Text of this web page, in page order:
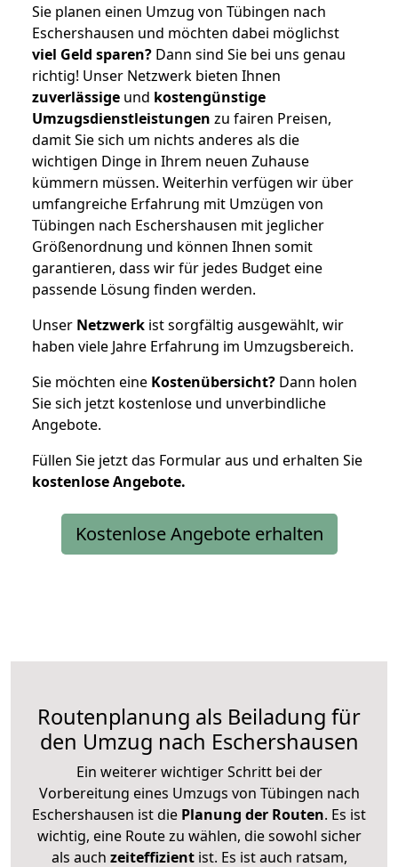
Sie planen einen Umzug von Tübingen nach
Eschershausen und möchten dabei möglichst
viel Geld sparen? Dann sind Sie bei uns genau
richtig! Unser Netzwerk bieten Ihnen
zuverlässige und kostengünstige
Umzugsdienstleistungen zu fairen Preisen,
damit Sie sich um nichts anderes als die
wichtigen Dinge in Ihrem neuen Zuhause
kümmern müssen. Weiterhin verfügen wir über
umfangreiche Erfahrung mit Umzügen von
Tübingen nach Eschershausen mit jeglicher
Größenordnung und können Ihnen somit
garantieren, dass wir für jedes Budget eine
passende Lösung finden werden.
Unser Netzwerk ist sorgfältig ausgewählt, wir
haben viele Jahre Erfahrung im Umzugsbereich.
Sie möchten eine Kostenübersicht? Dann holen
Sie sich jetzt kostenlose und unverbindliche
Angebote.
Füllen Sie jetzt das Formular aus und erhalten Sie
kostenloseAngebote.
Kostenlose Angebote erhalten
Routenplanung als Beiladung für
den Umzug nach Eschershausen
Ein weiterer wichtiger Schritt bei der
Vorbereitung eines Umzugs von Tübingen nach
Eschershausen ist die Planung der Routen. Es ist
wichtig, eine Route zu wählen, die sowohl sicher
als auch zeiteffizientist. Es ist auch ratsam,